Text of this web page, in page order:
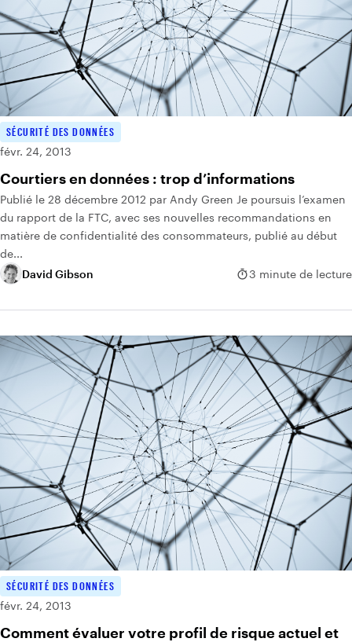
SÉCURITÉ DES DONNÉES
févr. 24, 2013
Courtiers en données : trop d’informations
Publié le 28 décembre 2012 par Andy Green Je poursuis l’examen
du rapport de la FTC, avec ses nouvelles recommandations en
matière de confidentialité des consommateurs, publié au début
de...
David Gibson
3 minute de lecture
SÉCURITÉ DES DONNÉES
févr. 24, 2013
Comment évaluer votre profil de risque actuel et